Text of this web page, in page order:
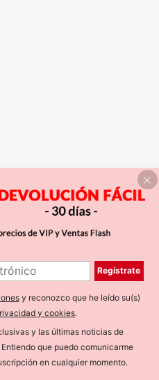
Regístrate
y reconozco que he leído su(s)
y cookies.
y las últimas noticias de
que puedo comunicarme
en cualquier momento.